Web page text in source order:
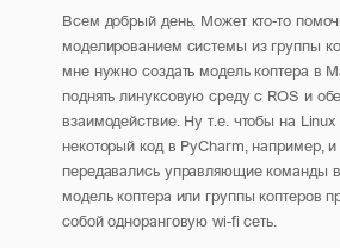
Всем добрый день. Может кто-то
моделированием системы из группы
мне нужно создать модель коптера в
поднять линуксовую среду с ROS и
взаимодействие. Ну т.е. чтобы на Linux
некоторый код в PyCharm, например, и
передавались управляющие команды
модель коптера или группы коптеров
собой одноранговую wi-fi сеть.